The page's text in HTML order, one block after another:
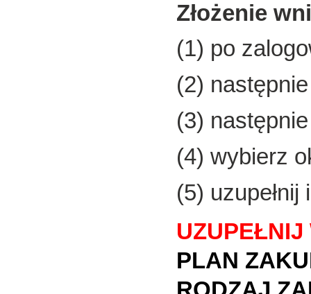
Złożenie
(1) po
(2)
(3)
(4) wybierz
(5)
PLAN